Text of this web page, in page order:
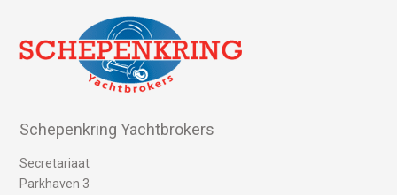
Schepenkring Yachtbrokers
Secretariaat
Parkhaven 3